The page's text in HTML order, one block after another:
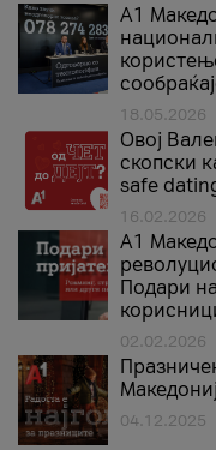
A1
18.05.2026
Овој
скопски
safe
16.02.2026
А1
Подари
02.02.2026
04.12.2025